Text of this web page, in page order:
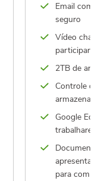
Email
seguro
Vídeo
2TB de
Controle
Google
para